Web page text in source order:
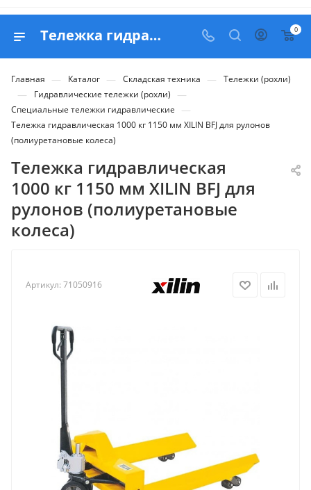
Тележка гидравлическая 1000 кг 1150 мм XILIN BFJ для рулонов (полиуретановые колеса) - купить в Belapex 0
Главная — Каталог — Складская техника — Тележки (рохли)
— Гидравлические тележки (рохли) —
Специальные тележки гидравлические —
Тележка гидравлическая 1000 кг 1150 мм XILIN BFJ для рулонов
(полиуретановые колеса)
Тележка гидравлическая
1000 кг 1150 мм XILIN BFJ для
рулонов (полиуретановые
колеса)
Артикул: 71050916